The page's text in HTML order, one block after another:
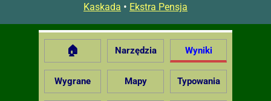
Kaskada • Ekstra Pensja
🏠 Narzędzia Wyniki
Wygrane Mapy Typowania